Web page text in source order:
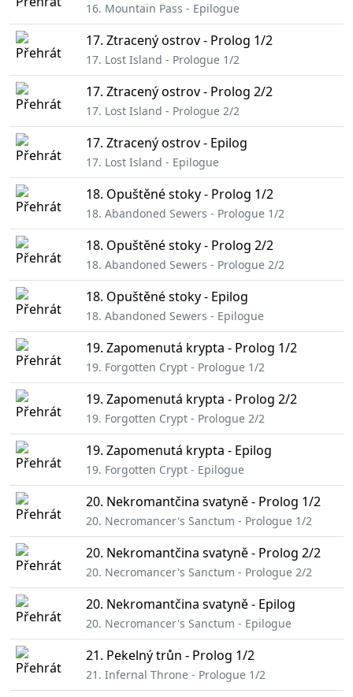
16. Mountain Pass - Epilogue
17. Ztracený ostrov - Prolog 1/2
17. Lost Island - Prologue 1/2
17. Ztracený ostrov - Prolog 2/2
17. Lost Island - Prologue 2/2
17. Ztracený ostrov - Epilog
17. Lost Island - Epilogue
18. Opuštěné stoky - Prolog 1/2
18. Abandoned Sewers - Prologue 1/2
18. Opuštěné stoky - Prolog 2/2
18. Abandoned Sewers - Prologue 2/2
18. Opuštěné stoky - Epilog
18. Abandoned Sewers - Epilogue
19. Zapomenutá krypta - Prolog 1/2
19. Forgotten Crypt - Prologue 1/2
19. Zapomenutá krypta - Prolog 2/2
19. Forgotten Crypt - Prologue 2/2
19. Zapomenutá krypta - Epilog
19. Forgotten Crypt - Epilogue
20. Nekromantčina svatyně - Prolog 1/2
20. Necromancer's Sanctum - Prologue 1/2
20. Nekromantčina svatyně - Prolog 2/2
20. Necromancer's Sanctum - Prologue 2/2
20. Nekromantčina svatyně - Epilog
20. Necromancer's Sanctum - Epilogue
21. Pekelný trůn - Prolog 1/2
21. Infernal Throne - Prologue 1/2